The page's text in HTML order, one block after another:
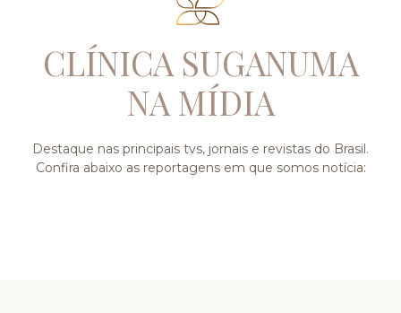
CLÍNICA SUGANUMA
NA MÍDIA
Destaque nas principais tvs, jornais e revistas do Brasil.
Confira abaixo as reportagens em que somos notícia: